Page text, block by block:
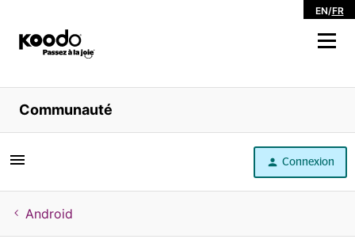
EN/FR
Magasiner
Libre service
Aide
Communauté
Connexion
Android